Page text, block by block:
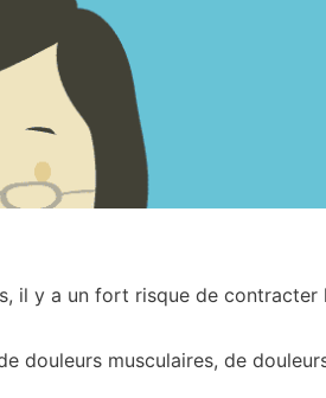
il y a un fort risque de contracter
douleurs musculaires, de